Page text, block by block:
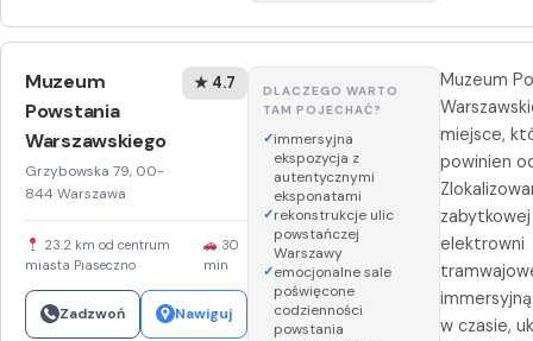
Muzeum
Powstania
Warszawskiego
Grzybowska 79, 00-
844 Warszawa
★ 4.7
23.2 km od centrum
miasta Piaseczno
30
min
Zadzwoń Nawiguj
DLACZEGO WARTO
TAM POJECHAĆ?
immersyjna
ekspozycja z
autentycznymi
eksponatami
rekonstrukcje ulic
powstańczej
Warszawy
emocjonalne sale
poświęcone
codzienności
powstania
Muzeum
miejsce,
powinien
zabytkowej
elektrowni
w czasie,